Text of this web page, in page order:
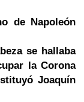
de Napoleón
se hallaba
la Corona
Joaquín